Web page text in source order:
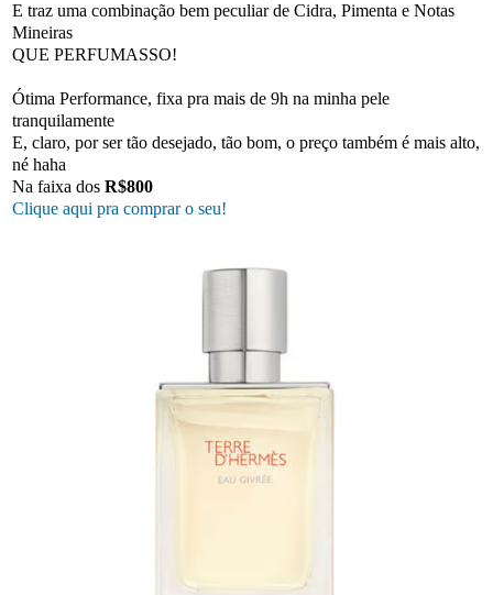
E traz uma combinação bem peculiar de Cidra, Pimenta e Notas
Mineiras
QUE PERFUMASSO!
Ótima Performance, fixa pra mais de 9h na minha pele
tranquilamente
E, claro, por ser tão desejado, tão bom, o preço também é mais alto,
né haha
Na faixa dos R$800
Clique aqui pra comprar o seu!